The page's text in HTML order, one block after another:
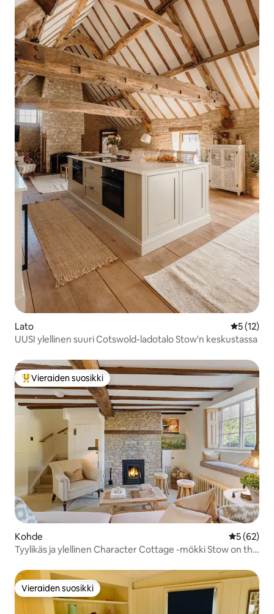
Lato
5 (12)
UUSI ylellinen suuri Cotswold-ladotalo Stow'n keskustassa
Vieraiden suosikkien parhaimmistoa
Vieraiden suosikki
Kohde
5 (62)
Tyylikäs ja ylellinen Character Cottage -mökki Stow on the
Vieraiden suosikki
Vieraiden suosikki